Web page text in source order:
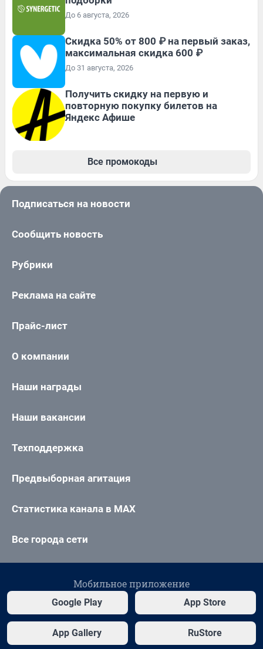
До 6 августа, 2026
Скидка 50% от 800 ₽ на первый заказ,
максимальная скидка 600 ₽
До 31 августа, 2026
Получить скидку на первую и
повторную покупку билетов на
Яндекс Афише
Все промокоды
Подписаться на новости
Сообщить новость
Рубрики
Реклама на сайте
Прайс-лист
О компании
Наши награды
Наши вакансии
Техподдержка
Предвыборная агитация
Статистика канала в MAX
Все города сети
Мобильное приложение
Google Play App Store
App Gallery RuStore